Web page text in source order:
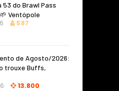
53 do Brawl Pass
Ventópole
587
de Agosto/2026:
trouxe Buffs,
13.800